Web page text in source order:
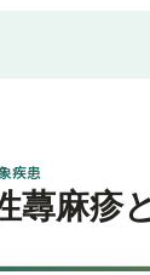
疾患
蕁麻疹